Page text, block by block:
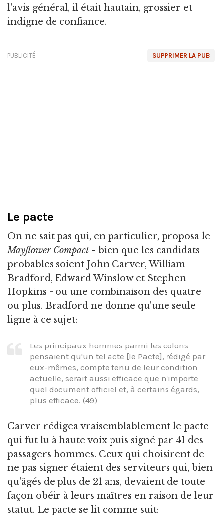
l'avis général, il était hautain, grossier et
indigne de confiance.
SUPPRIMER LA PUB
PUBLICITÉ
Le pacte
On ne sait pas qui, en particulier, proposa le
Mayflower Compact - bien que les candidats
probables soient John Carver, William
Bradford, Edward Winslow et Stephen
Hopkins - ou une combinaison des quatre
ou plus. Bradford ne donne qu'une seule
ligne à ce sujet:
Les principaux hommes parmi les colons
pensaient qu'un tel acte [le Pacte], rédigé par
eux-mêmes, compte tenu de leur condition
actuelle, serait aussi efficace que n'importe
quel document officiel et, à certains égards,
plus efficace. (49)
Carver rédigea vraisemblablement le pacte
qui fut lu à haute voix puis signé par 41 des
passagers hommes. Ceux qui choisirent de
ne pas signer étaient des serviteurs qui, bien
qu'âgés de plus de 21 ans, devaient de toute
façon obéir à leurs maîtres en raison de leur
statut. Le pacte se lit comme suit: